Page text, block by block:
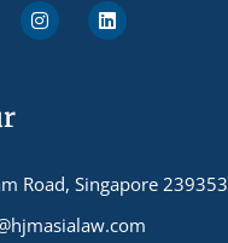
Road, Singapore 239353